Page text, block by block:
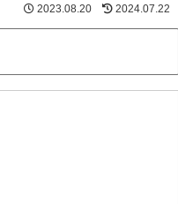
2023.08.20 2024.07.22